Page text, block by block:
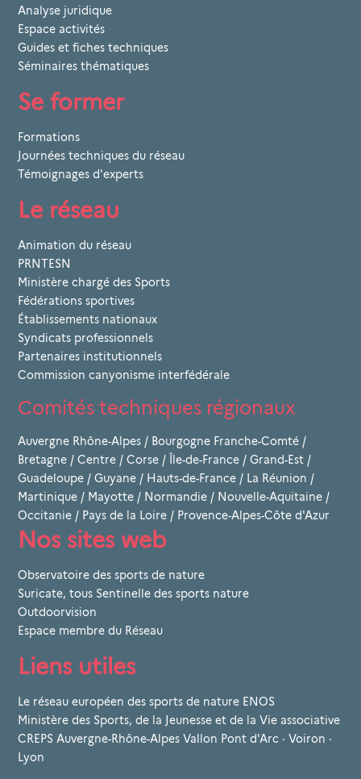
Analyse juridique
Espace activités
Guides et fiches techniques
Séminaires thématiques
Se former
Formations
Journées techniques du réseau
Témoignages d'experts
Le réseau
Animation du réseau
PRNTESN
Ministère chargé des Sports
Fédérations sportives
Établissements nationaux
Syndicats professionnels
Partenaires institutionnels
Commission canyonisme interfédérale
Comités techniques régionaux
Auvergne Rhône-Alpes / Bourgogne Franche-Comté /
Bretagne / Centre / Corse / Île-de-France / Grand-Est /
Guadeloupe / Guyane / Hauts-de-France / La Réunion /
Martinique / Mayotte / Normandie / Nouvelle-Aquitaine /
Occitanie / Pays de la Loire / Provence-Alpes-Côte d'Azur
Nos sites web
Observatoire des sports de nature
Suricate, tous Sentinelle des sports nature
Outdoorvision
Espace membre du Réseau
Liens utiles
Le réseau européen des sports de nature ENOS
Ministère des Sports, de la Jeunesse et de la Vie associative
CREPS Auvergne-Rhône-Alpes Vallon Pont d'Arc · Voiron ·
Lyon